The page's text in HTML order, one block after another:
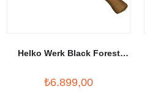
Helko Werk Black Forest
₺6.899,00